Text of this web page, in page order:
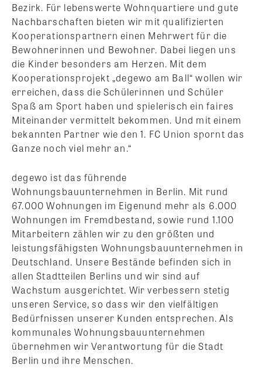
Bezirk. Für lebenswerte Wohnquartiere und gute
Nachbarschaften bieten wir mit qualifizierten
Kooperationspartnern einen Mehrwert für die
Bewohnerinnen und Bewohner. Dabei liegen uns
die Kinder besonders am Herzen. Mit dem
Kooperationsprojekt „degewo am Ball“ wollen wir
erreichen, dass die Schülerinnen und Schüler
Spaß am Sport haben und spielerisch ein faires
Miteinander vermittelt bekommen. Und mit einem
bekannten Partner wie den 1. FC Union spornt das
Ganze noch viel mehr an.“
degewo ist das führende
Wohnungsbauunternehmen in Berlin. Mit rund
67.000 Wohnungen im Eigenund mehr als 6.000
Wohnungen im Fremdbestand, sowie rund 1.100
Mitarbeitern zählen wir zu den größten und
leistungsfähigsten Wohnungsbauunternehmen in
Deutschland. Unsere Bestände befinden sich in
allen Stadtteilen Berlins und wir sind auf
Wachstum ausgerichtet. Wir verbessern stetig
unseren Service, so dass wir den vielfältigen
Bedürfnissen unserer Kunden entsprechen. Als
kommunales Wohnungsbauunternehmen
übernehmen wir Verantwortung für die Stadt
Berlin und ihre Menschen.